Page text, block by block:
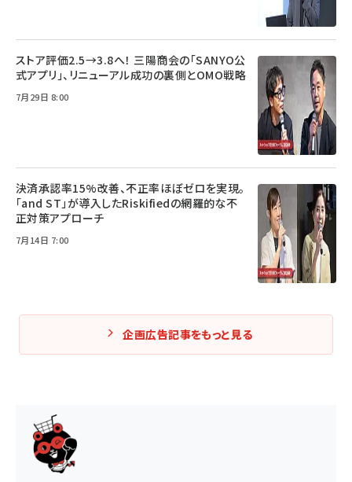
ストア評価2.5→3.8へ！ 三陽商会の「SANYO公
式アプリ」、リニューアル成功の裏側とOMO戦略
7月29日 8:00
決済承認率15%改善、不正率ほぼゼロを実現。
「and ST」が導入したRiskifiedの網羅的な不
正対策アプローチ
7月14日 7:00
企画広告記事をもっと見る